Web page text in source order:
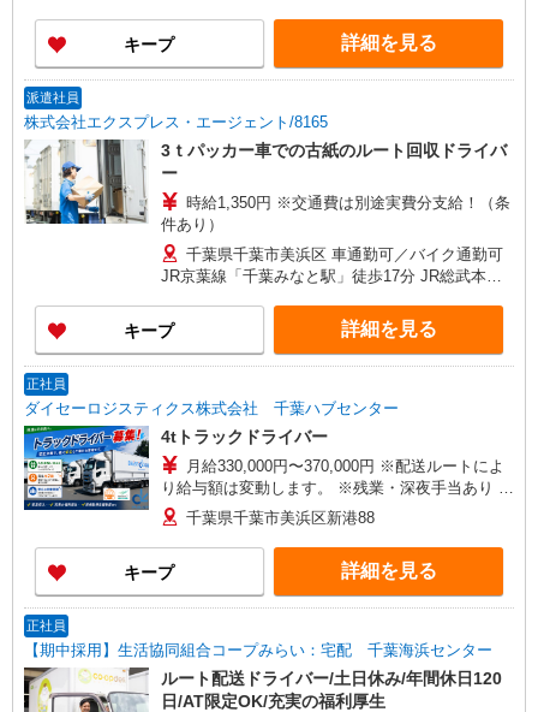
キープ 詳細を見る
派遣社員
株式会社エクスプレス・エージェント/8165
3ｔパッカー車での古紙のルート回収ドライバ
ー
時給1,350円 ※交通費は別途実費分支給！（条
件あり）
千葉県千葉市美浜区 車通勤可／バイク通勤可
JR京葉線「千葉みなと駅」徒歩17分 JR総武本線
キープ 詳細を見る
正社員
ダイセーロジスティクス株式会社 千葉ハブセンター
4tトラックドライバー
月給330,000円〜370,000円 ※配送ルートによ
り給与額は変動します。 ※残業・深夜手当あり 試
用期間：6ヶ月（条件変更なし） 研修期間：1〜2
ヶ月（スキルにより変動します）
千葉県千葉市美浜区新港88
キープ 詳細を見る
正社員
【期中採用】生活協同組合コープみらい：宅配 千葉海浜センター
ルート配送ドライバー/土日休み/年間休日120
日/AT限定OK/充実の福利厚生